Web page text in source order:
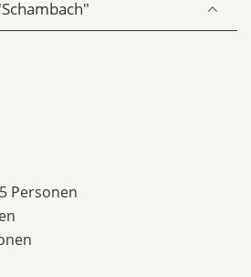
Personen